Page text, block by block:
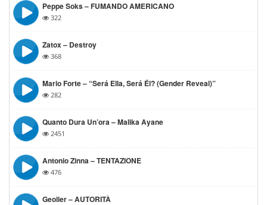
Peppe Soks – FUMANDO AMERICANO
322
Zatox – Destroy
368
Mario Forte – “Será Ella, Será Él? (Gender Reveal)”
282
Quanto Dura Un’ora – Malika Ayane
2451
Antonio Zinna – TENTAZIONE
476
Geolier – AUTORITÀ